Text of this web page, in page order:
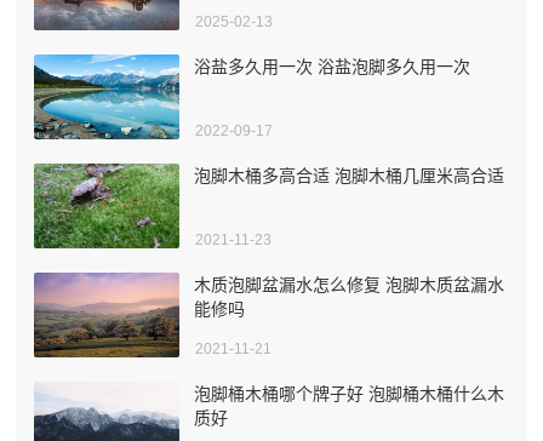
2025-02-13
浴盐多久用一次 浴盐泡脚多久用一次
2022-09-17
泡脚木桶多高合适 泡脚木桶几厘米高合适
2021-11-23
木质泡脚盆漏水怎么修复 泡脚木质盆漏水
能修吗
2021-11-21
泡脚桶木桶哪个牌子好 泡脚桶木桶什么木
质好